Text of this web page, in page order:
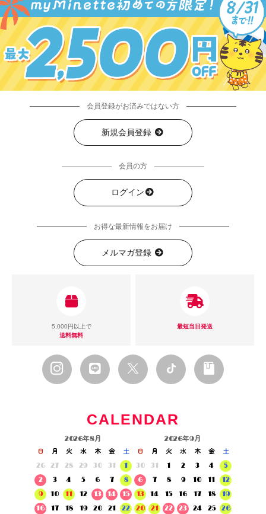
会員登録がお済みではない方
新規会員登録
会員の方
ログイン
お得な最新情報をお届け
メルマガ登録
5,000円以上で
送料無料
最短当日発送
CALENDAR
2026年8月
日 月 火 水 木 金
土
26
27 28 29 30 31
1
2
3 4 5 6 7
8
9
10 11 12 13 14
15
16
17 18 19 20 21
22
2026年9月
日 月 火 水 木 金
土
30
31 1 2 3 4
5
6
7 8 9 10 11
12
13
14 15 16 17 18
19
20
21 22 23 24 25
26